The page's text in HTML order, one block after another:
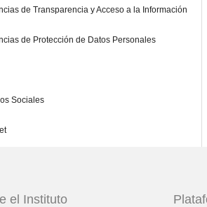
de Transparencia y Acceso a la Información
de Protección de Datos Personales
Sociales
el Instituto